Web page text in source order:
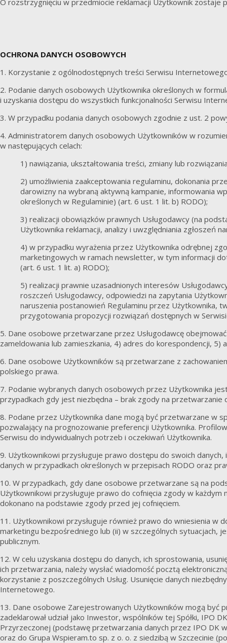
O rozstrzygnięciu w przedmiocie reklamacji Użytkownik zostaje
OCHRONA DANYCH OSOBOWYCH
1. Korzystanie z ogólnodostępnych treści Serwisu
2. Podanie danych osobowych Użytkownika określonych w
i uzyskania dostępu do wszystkich funkcjonalności Serwisu
3. W przypadku podania danych osobowych zgodnie z ust. 2
4. Administratorem danych osobowych Użytkowników w
w następujących celach:
1) nawiązania, ukształtowania treści, zmiany lub
2) umożliwienia zaakceptowania regulaminu, dokonania
darowizny na wybraną aktywną kampanie, informowania
określonych w Regulaminie) (art. 6 ust. 1 lit. b) RODO);
3) realizacji obowiązków prawnych Usługodawcy (na
Użytkownika reklamacji, analizy i uwzględniania zgłoszeń
4) w przypadku wyrażenia przez Użytkownika odrębnej
marketingowych w ramach newsletter, w tym informacji
(art. 6 ust. 1 lit. a) RODO);
5) realizacji prawnie uzasadnionych interesów
roszczeń Usługodawcy, odpowiedzi na zapytania
naruszenia postanowień Regulaminu przez Użytkownika,
przygotowania propozycji rozwiązań dostępnych w
5. Dane osobowe przetwarzane przez Usługodawcę
zameldowania lub zamieszkania, 4) adres do korespondencji, 5)
6. Dane osobowe Użytkowników są przetwarzane z
polskiego prawa.
7. Podanie wybranych danych osobowych przez Użytkownika
przypadkach gdy jest niezbędna – brak zgody na przetwarzanie
8. Podane przez Użytkownika dane mogą być przetwarzane w
pozwalający na prognozowanie preferencji Użytkownika.
Serwisu do indywidualnych potrzeb i oczekiwań Użytkownika.
9. Użytkownikowi przysługuje prawo dostępu do swoich
danych w przypadkach określonych w przepisach RODO oraz
10. W przypadkach, gdy dane osobowe przetwarzane są na
Użytkownikowi przysługuje prawo do cofnięcia zgody w
dokonano na podstawie zgody przed jej cofnięciem.
11. Użytkownikowi przysługuje również prawo do wniesienia w
marketingu bezpośredniego lub (ii) w szczególnych sytuacjach,
publicznym.
12. W celu uzyskania dostępu do danych, ich sprostowania,
ich przetwarzania, należy wysłać wiadomość pocztą
korzystanie z poszczególnych Usług. Usunięcie danych
Internetowego.
13. Dane osobowe Zarejestrowanych Użytkowników mogą być
zadeklarował udział jako Inwestor, wspólników tej Spółki, IPO
Przyrzeczonej (podstawę przetwarzania danych przez IPO DK
oraz do Grupa Wspieram.to sp. z o. o. z siedzibą w Szczecinie